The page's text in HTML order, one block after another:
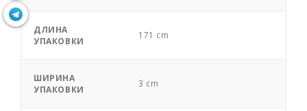
ДЛИНА
УПАКОВКИ
171 cm
ШИРИНА
УПАКОВКИ
3 cm